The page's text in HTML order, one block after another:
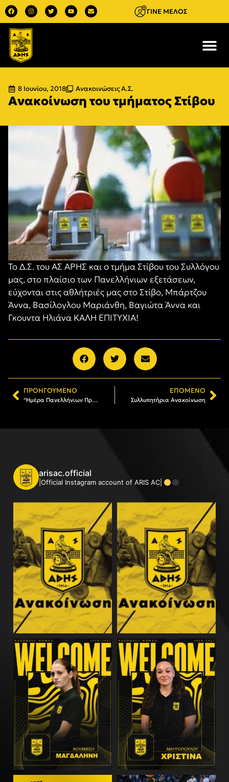
ΓΙΝΕ ΜΕΛΟΣ
8 Ιουνίου, 2018 Ανακοινώσεις Α.Σ.
Ανακοίνωση του τμήματος Στίβου
Το Δ.Σ. του ΑΣ ΑΡΗΣ και ο τμήμα Στίβου του Συλλόγου
μας, στο πλαίσιο των Πανελλήνιων εξετάσεων,
εύχονται στις αθλήτριές μας στο Στίβο, Μπάρτζου
Άννα, Βασίλογλου Μαριάνθη, Βαγιώτα Άννα και
Γκουντα Ηλιάνα ΚΑΛΗ ΕΠΙΤΥΧΙΑ!
ΠΡΟΗΓΟΎΜΕΝΟ
“Ημέρα Πανελλήνιων Πρωταθλητών 2017-2018 ΑΣ ΑΡΗΣ ΘΕΣΣΑΛΟΝΙΚΗΣ”
ΕΠΌΜΕΝΟ
Συλλυπητήρια Ανακοίνωση
arisac.official
|Official Instagram account of ARIS AC|